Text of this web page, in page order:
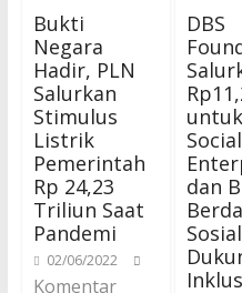
Bukti
Negara
Hadir, PLN
Salurkan
Stimulus
Listrik
Pemerintah
Rp 24,23
Triliun Saat
Pandemi
02/06/2022
Komentar
DBS
Social
dan